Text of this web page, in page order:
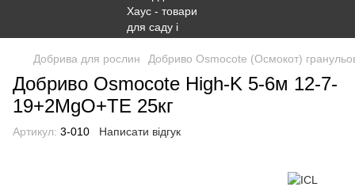
Добрива для рослин Добриво Osmocote (Осмокот)
Добриво Osmocote High-K 5-6м 12-7-
19+2MgO+TE 25кг
Артикул: 3-010 Написати відгук